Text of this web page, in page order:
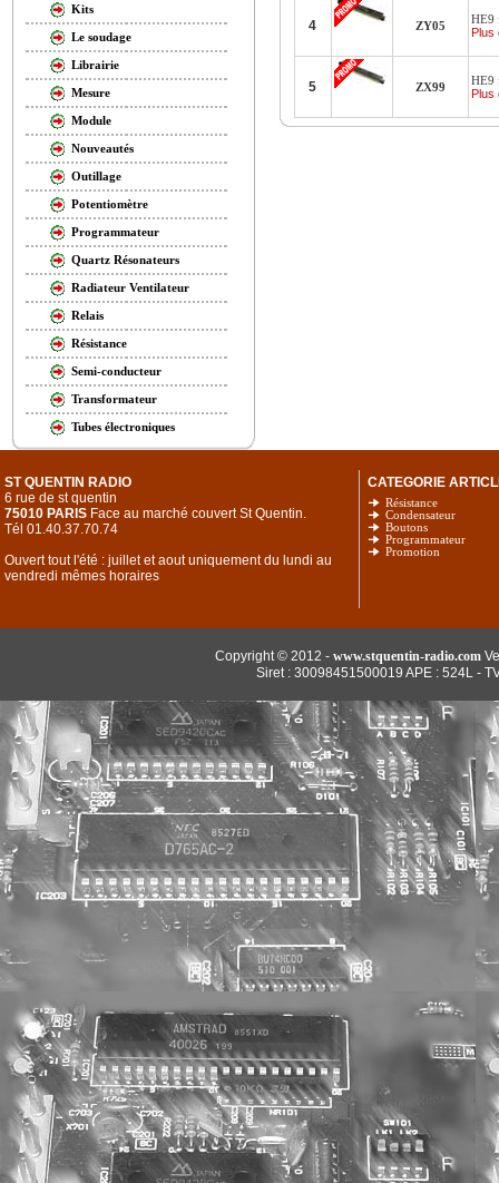
Kits
Le soudage
Librairie
Mesure
Module
Nouveautés
Outillage
Potentiomètre
Programmateur
Quartz Résonateurs
Radiateur Ventilateur
Relais
Résistance
Semi-conducteur
Transformateur
Tubes électroniques
4 ZY05
HE9
Plus
5 ZX99
HE9
Plus
ST QUENTIN RADIO
6 rue de st quentin
75010 PARIS Face au marché couvert St Quentin.
Tél 01.40.37.70.74
Ouvert tout l'été : juillet et aout uniquement du lundi au
vendredi mêmes horaires
CATEGORIE
Résistance
Condensateur
Boutons
Programmateur
Promotion
Copyright © 2012 - www.stquentin-radio.com
Siret : 30098451500019 APE : 524L -